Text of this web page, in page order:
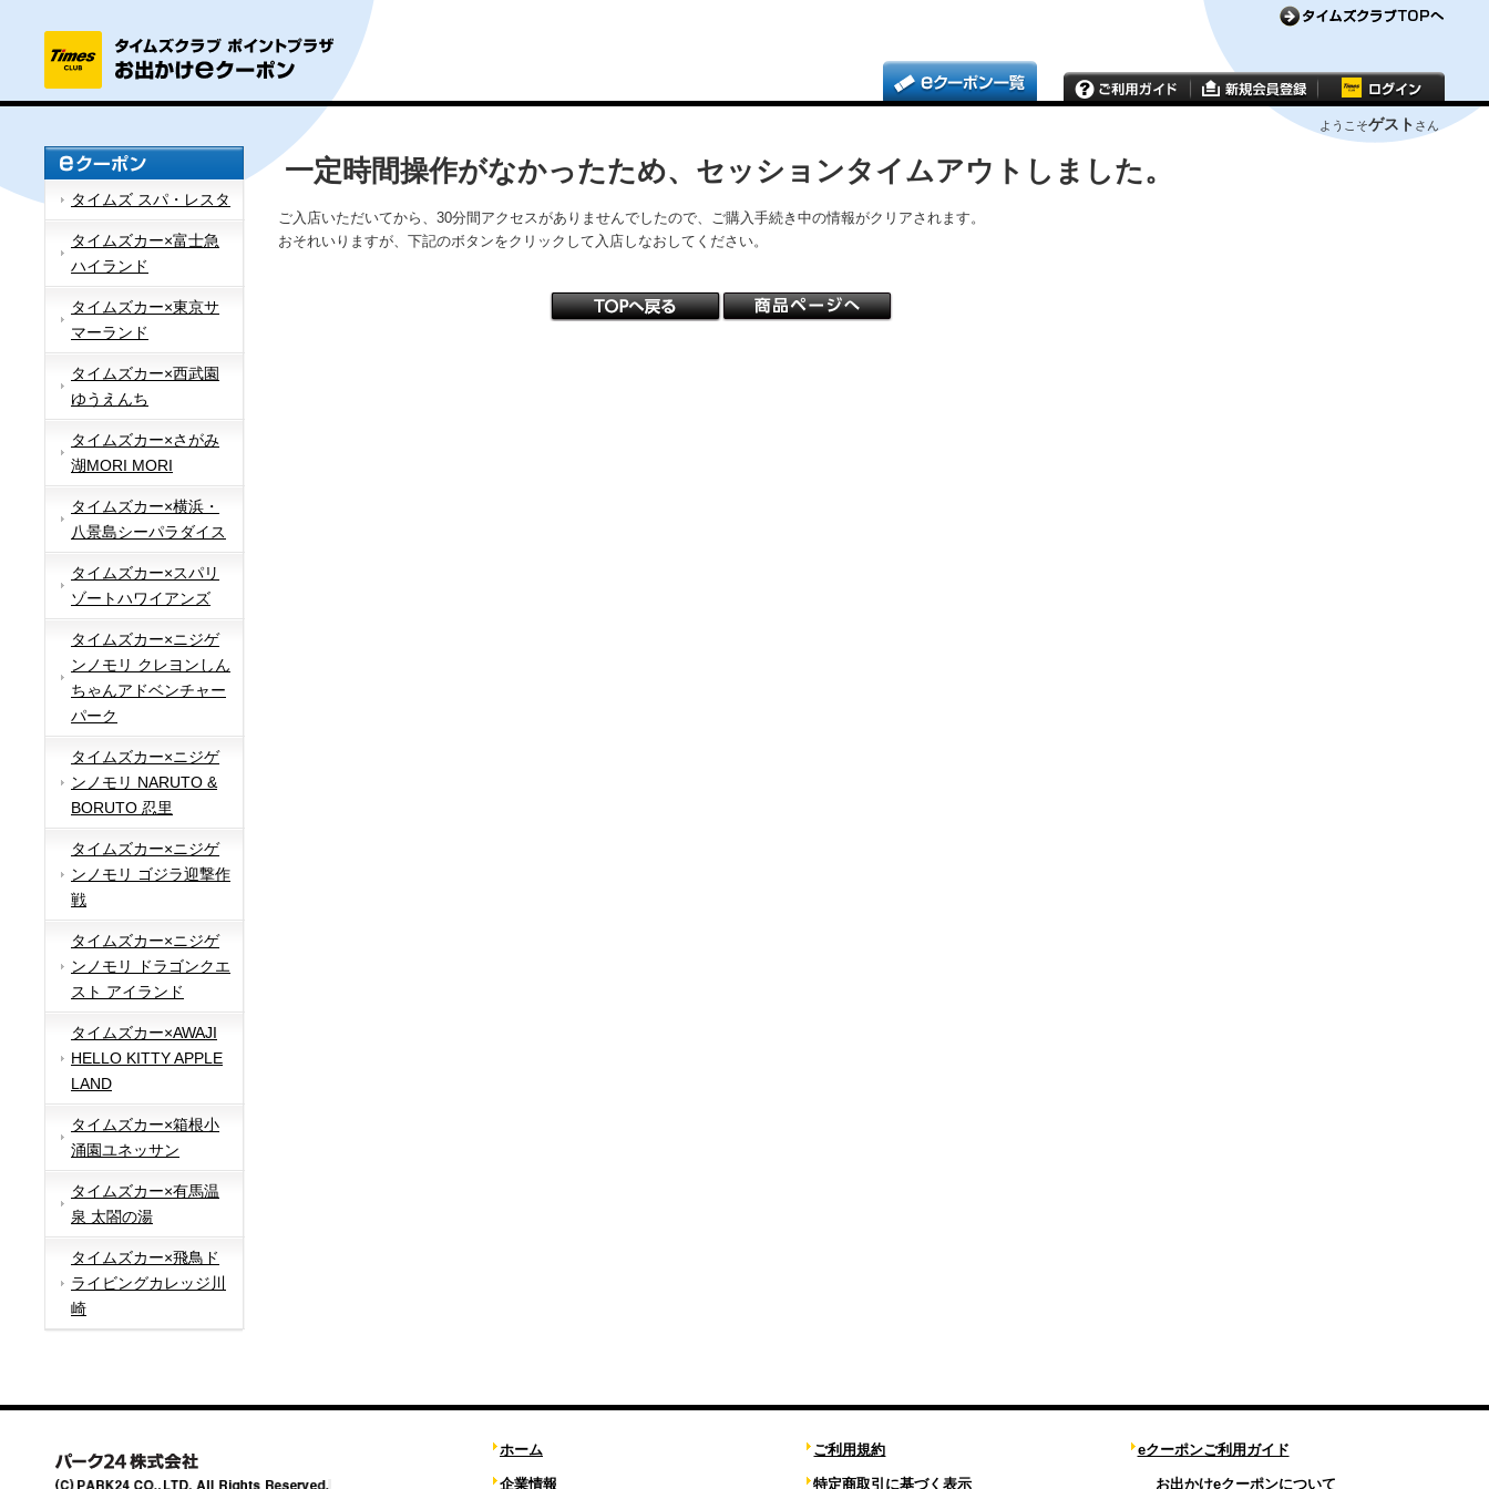
ようこそゲスト さん
タイムズ スパ・レスタ
タイムズカー×富士急
ハイランド
タイムズカー×東京サ
マーランド
タイムズカー×西武園
ゆうえんち
タイムズカー×さがみ
湖MORI MORI
タイムズカー×横浜・
八景島シーパラダイス
タイムズカー×スパリ
ゾートハワイアンズ
タイムズカー×ニジゲ
ンノモリ クレヨンしん
ちゃんアドベンチャー
パーク
タイムズカー×ニジゲ
ンノモリ NARUTO &
BORUTO 忍里
タイムズカー×ニジゲ
ンノモリ ゴジラ迎撃作
戦
タイムズカー×ニジゲ
ンノモリ ドラゴンクエ
スト アイランド
タイムズカー×AWAJI
HELLO KITTY APPLE
LAND
タイムズカー×箱根小
涌園ユネッサン
タイムズカー×有馬温
泉 太閤の湯
タイムズカー×飛鳥ド
ライビングカレッジ川
崎
一定時間操作がなかったため、セッションタイムアウトしました。
ご入店いただいてから、30分間アクセスがありませんでしたので、ご購入手続き中の情報がクリアされます。
おそれいりますが、下記のボタンをクリックして入店しなおしてください。
ホーム
企業情報
ご利用規約
特定商取引に基づく表示
eクーポンご利用ガイド
お出かけeクーポンについて